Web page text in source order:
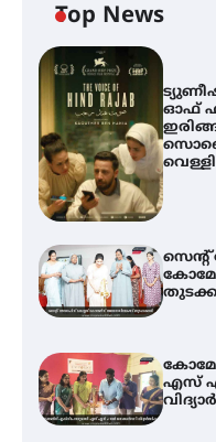
Top News
ഓഫ്
എസ്